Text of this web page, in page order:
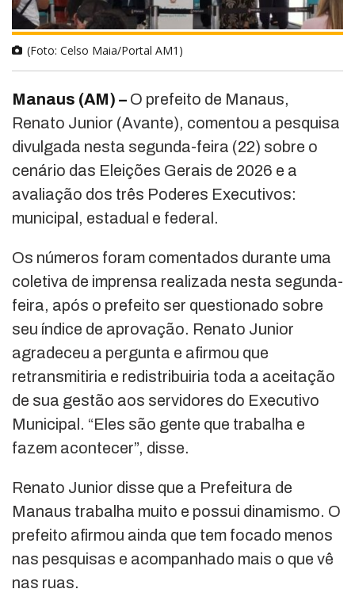
(Foto: Celso Maia/Portal AM1)
Manaus (AM) – O prefeito de Manaus,
Renato Junior (Avante), comentou a pesquisa
divulgada nesta segunda-feira (22) sobre o
cenário das Eleições Gerais de 2026 e a
avaliação dos três Poderes Executivos:
municipal, estadual e federal.
Os números foram comentados durante uma
coletiva de imprensa realizada nesta segunda-
feira, após o prefeito ser questionado sobre
seu índice de aprovação. Renato Junior
agradeceu a pergunta e afirmou que
retransmitiria e redistribuiria toda a aceitação
de sua gestão aos servidores do Executivo
Municipal. “Eles são gente que trabalha e
fazem acontecer”, disse.
Renato Junior disse que a Prefeitura de
Manaus trabalha muito e possui dinamismo. O
prefeito afirmou ainda que tem focado menos
nas pesquisas e acompanhado mais o que vê
nas ruas.